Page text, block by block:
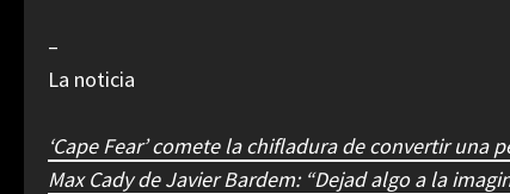
–
La noticia
‘Cape Fear’ comete la chifladura de convertir
Max Cady de Javier Bardem: “Dejad algo a la